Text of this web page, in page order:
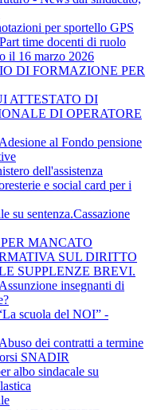
per sportello GPS
time docenti di ruolo
il 16 marzo 2026
DI FORMAZIONE PER
ATTESTATO DI
DI OPERATORE
al Fondo pensione
dell'assistenza
e social card per i
su sentenza.Cassazione
MANCATO
SUL DIRITTO
SUPPLENZE BREVI.
insegnanti di
scuola del NOI” -
dei contratti a termine
SNADIR
albo sindacale su